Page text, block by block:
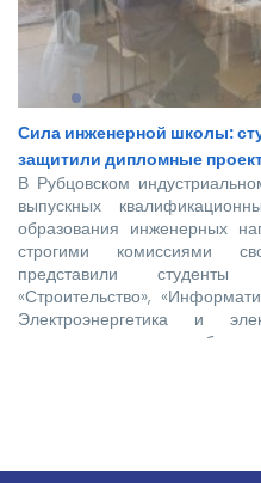
Сила инженерной школы:
защитили дипломные
В Рубцовском
выпускных
образования инженерных
строгими комиссиями
представили
«Строительство»,
Электроэнергетика и
технологическое